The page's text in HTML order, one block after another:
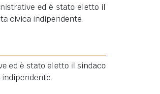
ed è stato eletto il
civica indipendente.
ed è stato eletto il sindaco